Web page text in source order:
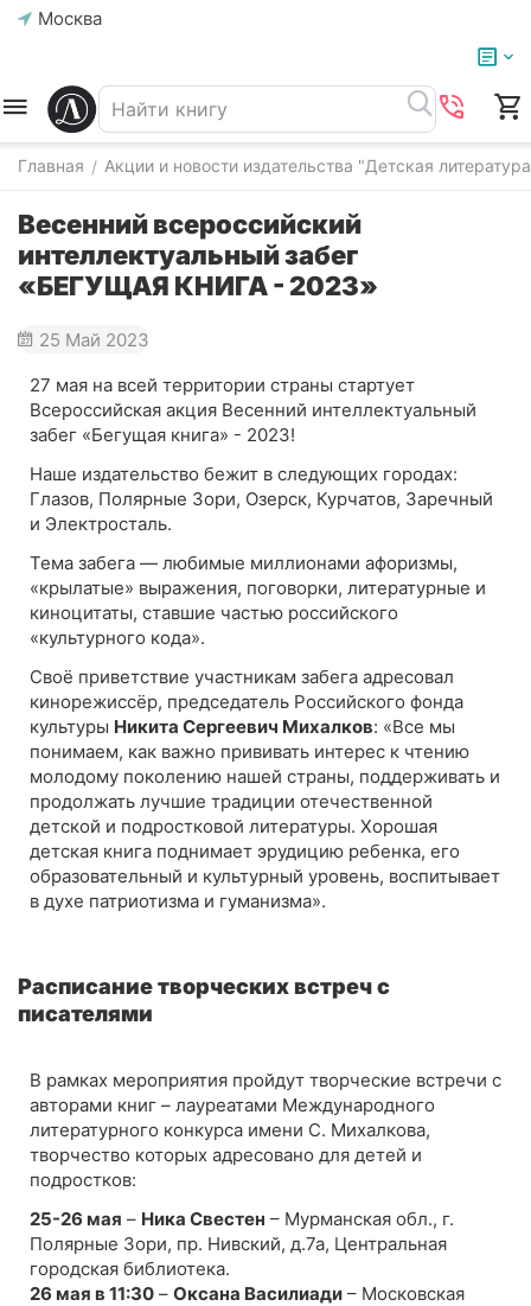
Москва
Главная / Акции и новости издательства "Детская
Весенний всероссийский
интеллектуальный забег
«БЕГУЩАЯ КНИГА - 2023»
25 Май 2023
27 мая на всей территории страны стартует
Всероссийская акция Весенний интеллектуальный
забег «Бегущая книга» - 2023!
Наше издательство бежит в следующих городах:
Глазов, Полярные Зори, Озерск, Курчатов, Заречный
и Электросталь.
Тема забега — любимые миллионами афоризмы,
«крылатые» выражения, поговорки, литературные и
киноцитаты, ставшие частью российского
«культурного кода».
Своё приветствие участникам забега адресовал
кинорежиссёр, председатель Российского фонда
культуры Никита Сергеевич Михалков: «Все мы
понимаем, как важно прививать интерес к чтению
молодому поколению нашей страны, поддерживать и
продолжать лучшие традиции отечественной
детской и подростковой литературы. Хорошая
детская книга поднимает эрудицию ребенка, его
образовательный и культурный уровень, воспитывает
в духе патриотизма и гуманизма».
Расписание творческих встреч с
писателями
В рамках мероприятия пройдут творческие встречи с
авторами книг – лауреатами Международного
литературного конкурса имени С. Михалкова,
творчество которых адресовано для детей и
подростков:
25-26 мая – Ника Свестен – Мурманская обл., г.
Полярные Зори, пр. Нивский, д.7а, Центральная
городская библиотека.
26 мая в 11:30 – Оксана Василиади – Московская